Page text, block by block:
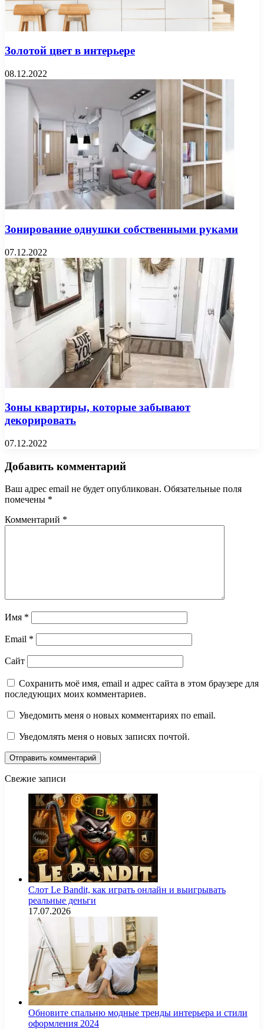
Золотой цвет в интерьере
08.12.2022
Зонирование однушки собственными руками
07.12.2022
Зоны квартиры, которые забывают
декорировать
07.12.2022
Добавить комментарий
Ваш адрес email не будет опубликован. Обязательные поля
помечены *
Комментарий *
Имя *
Email *
Сайт
Сохранить моё имя, email и адрес сайта в этом браузере для
последующих моих комментариев.
Уведомить меня о новых комментариях по email.
Уведомлять меня о новых записях почтой.
Свежие записи
Слот Le Bandit, как играть онлайн и выигрывать
реальные деньги
17.07.2026
Обновите спальню модные тренды интерьера и стили
оформления 2024